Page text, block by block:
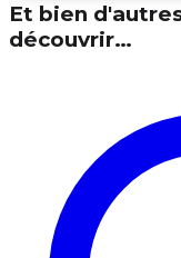
Et bien
découvrir…